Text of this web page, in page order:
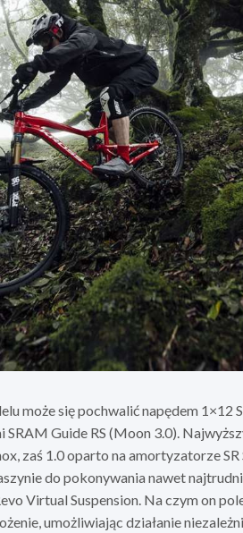
może się pochwalić napędem 1×12
Guide RS (Moon 3.0).
zaś 1.0 oparto na amortyzatorze
do pokonywania nawet
Virtual Suspension. Na czym on
umożliwiając działanie